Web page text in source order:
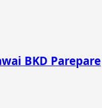
BKD Parepare